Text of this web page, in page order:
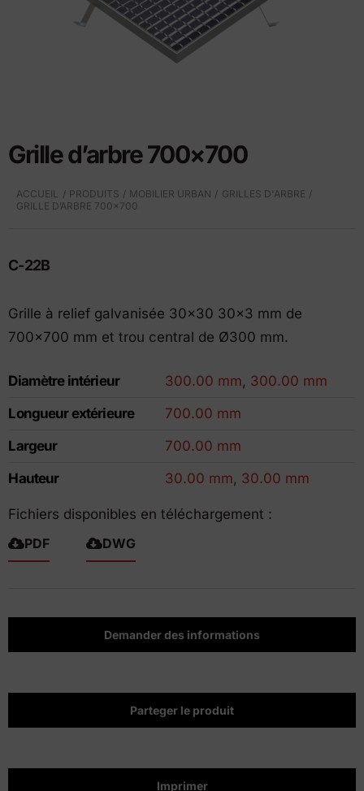
Grille d’arbre 700×700
ACCUEIL PRODUITS MOBILIER URBAN
GRILLES D'ARBRE
GRILLE D’ARBRE 700×700
C-22B
Grille à relief galvanisée 30×30 30×3 mm de
700×700 mm et trou central de Ø300 mm.
Diamètre intérieur 300.00 mm, 300.00 mm
Longueur extérieure
700.00 mm
Largeur
700.00 mm
Hauteur
30.00 mm, 30.00 mm
Fichiers disponibles en téléchargement :
PDF
DWG
Demander des informations
Parteger le produit
Imprimer